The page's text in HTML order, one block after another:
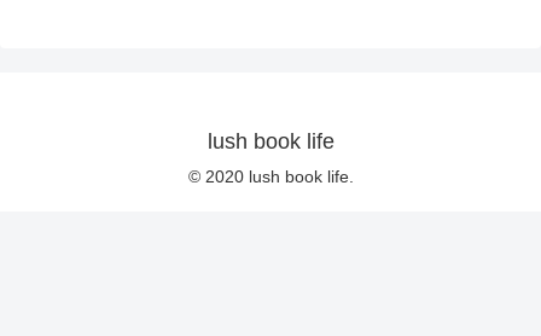
lush book life
© 2020 lush book life.